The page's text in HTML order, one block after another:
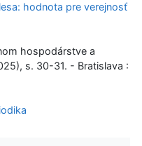
hodnota pre verejnosť
hospodárstve a
s. 30-31. - Bratislava :